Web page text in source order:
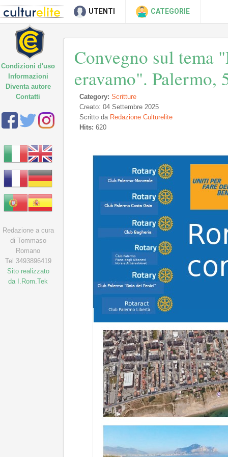
UTENTI CATEGORIE
Convegno sul tema
eravamo". Palermo,
Category: Scritture
Creato: 04 Settembre 2025
Scritto da Redazione Culturelite
Hits: 620
Condizioni d'uso
Informazioni
Diventa autore
Contatti
Redazione a cura
di Tommaso
Romano
Tel 3493896419
Sito realizzato
da I.Rom.Tek